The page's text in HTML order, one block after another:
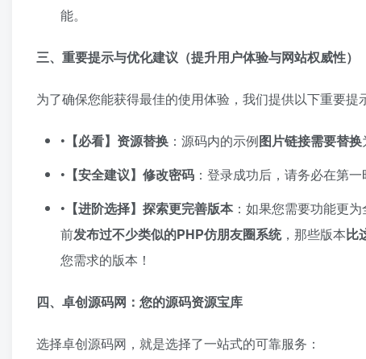
能。
三、重要提示与优化建议（提升用户体验与网站权威性）​
为了确保您能获得最佳的使用体验，我们提供以下重要提
•​ ​【必看】资源替换 ​：源码内的示例图片链接需要替换
•​ ​【安全建议】修改密码 ：登录成功后，请务必在第
•​ ​【进阶选择】探索更完善版本：如果您需要功能更
前发布过不少类似的PHP仿朋友圈系统，那些版本比
您需求的版本！
四、卓创源码网：您的源码资源宝库
选择卓创源码网，就是选择了一站式的可靠服务：